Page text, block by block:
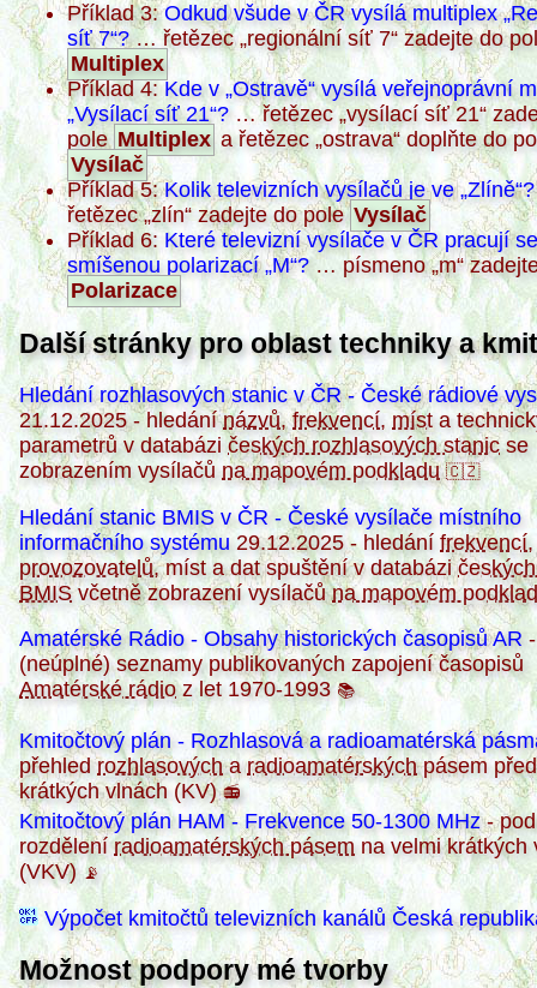
Příklad 3:Odkud všude v ČR vysílá multiplex
síť 7 ?… řetězec regionální síť 7 zadejte do
Multiplex
Příklad 4: Kde v Ostravě vysílá veřejnoprávní
Vysílací síť 21 ? … řetězec vysílací síť 21
pole Multiplex a řetězec ostrava doplňte do
Vysílač
Příklad 5:Kolik televizních vysílačů je ve Zlíně ?
řetězec zlín zadejte do poleVysílač
Příklad 6: Které televizní vysílače v ČR pracují se
smíšenou polarizací M ?… písmeno m
Polarizace
Další stránky pro oblast techniky a
Hledání rozhlasových stanic v ČR - České rádiové
21.12.2025 - hledánínázvů,frekvencí, místa
parametrů v databázičeských rozhlasových stanicse
zobrazením vysílačůna mapovém podkladu 🇨🇿
Hledání stanic BMIS v ČR - České vysílače místního
informačního systému29.12.2025 - hledání frekvencí,
provozovatelů, míst a dat spuštění v databázi
BMISvčetně zobrazení vysílačůna mapovém
Amatérské Rádio - Obsahy historických časopisů AR
(neúplné) seznamy publikovaných zapojení časopisů
Amatérské rádioz let 1970-1993📚
Kmitočtový plán - Rozhlasová a radioamatérská
přehledrozhlasovýcharadioamatérskýchpásem
krátkých vlnách (KV)📻
Kmitočtový plán HAM - Frekvence 50-1300 MHz-
rozděleníradioamatérských pásemna velmi krátkých
(VKV)📡
Výpočet kmitočtů televizních kanálů Česká
Možnost podpory mé tvorby